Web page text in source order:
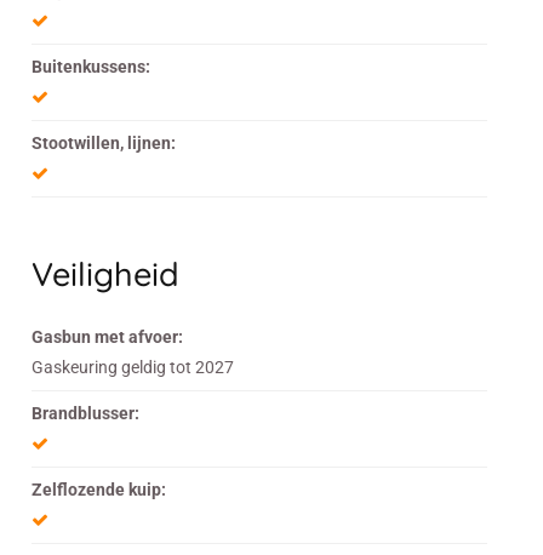
Buitenkussens:
Stootwillen, lijnen:
Veiligheid
Gasbun met afvoer:
Gaskeuring geldig tot 2027
Brandblusser:
Zelflozende kuip: